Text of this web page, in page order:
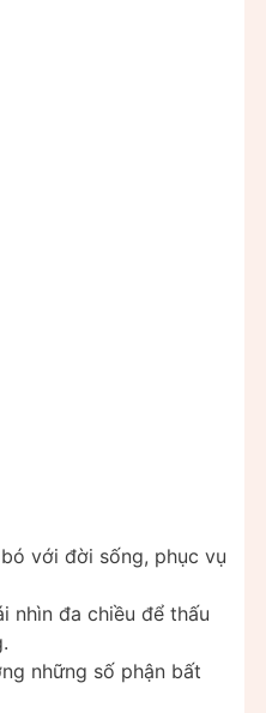
với đời sống, phục vụ
nhìn đa chiều để thấu
những số phận bất